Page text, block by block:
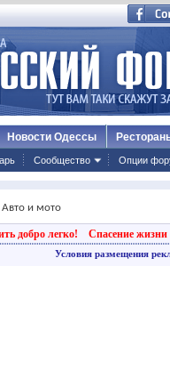
Сообщество Опции
Новости Одессы
Авто и мото
добро легко! Спасение жизни
Условия размещения